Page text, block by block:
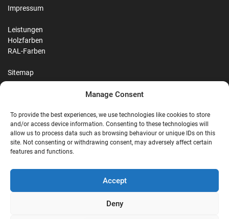
Manage Consent
To provide the best experiences, we use technologies like cookies to store
and/or access device information. Consenting to these technologies will
allow us to process data such as browsing behaviour or unique IDs on this
site. Not consenting or withdrawing consent, may adversely affect certain
features and functions.
Accept
Deny
Impressum
Leistungen
Holzfarben
RAL-Farben
Sitemap
G Google Reviews